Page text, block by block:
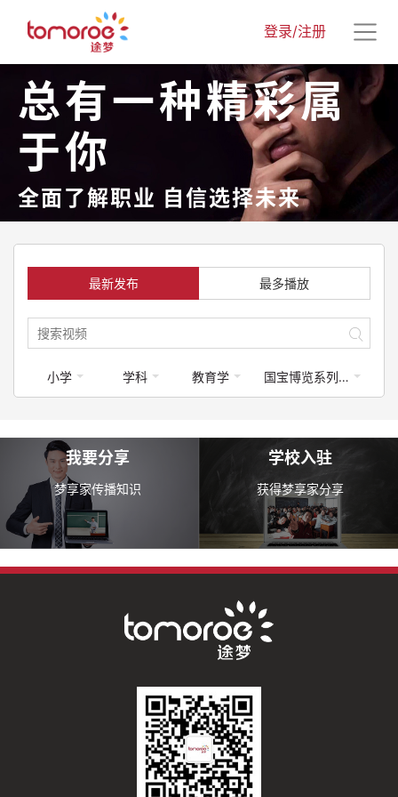
登录/注册
总有一种精彩属
于你
全面了解职业 自信选择未来
最新发布 最多播放
小学 学科 教育学 国宝博览系列课程
我要分享
梦享家传播知识
学校入驻
获得梦享家分享